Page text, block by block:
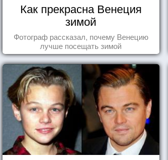
Как прекрасна Венеция
зимой
Фотограф рассказал, почему Венецию
лучше посещать зимой